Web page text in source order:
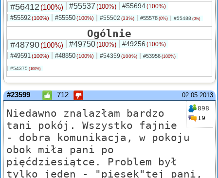
#56412 (100%) #55537 (100%) #55694(100%)
#55592(100%) #55550(100%) #55502 (33%) #55578 (0%) #55488 (0%)
Ogólnie
#48790(100%) #49750(100%) #49256 (100%)
#49591(100%) #48850(100%) #54359 (100%) #53956 (100%)
#54375 (100%)
02.05.2013
#23599 712
898
19
Niedawno znalazłam bardzo
tani pokój. Wszystko fajnie
- dobra komunikacja, w pokoju
obok miła pani po
pięćdziesiątce. Problem był
tylko jeden - "piesek"tej pani,